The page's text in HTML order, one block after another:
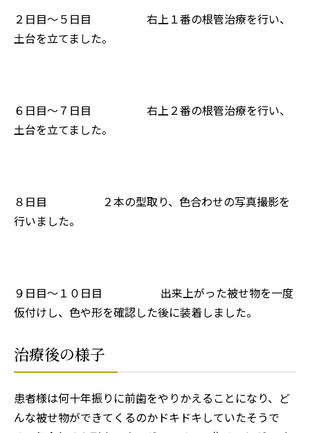
２日目〜５日目 右上１番の根管治療を行い、
土台を立てました。
６日目〜７日目 右上２番の根管治療を行い、
土台を立てました。
８日目 ２本の型取り、色合わせの写真撮影を
行いました。
９日目〜１０日目 出来上がった被せ物を一度
仮付けし、色や形を確認した後に装着しました。
治療後の様子
患者様は何十年振りに前歯をやりかえることになり、ど
んな被せ物ができてくるのかドキドキしていたそうで